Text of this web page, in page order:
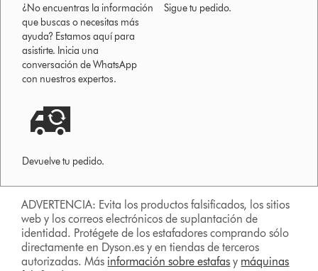
¿No encuentras la información
que buscas o necesitas más
ayuda? Estamos aquí para
asistirte. Inicia una
conversación de WhatsApp
con nuestros expertos.
Sigue tu pedido.
Devuelve tu pedido.
ADVERTENCIA: Evita los productos falsificados, los sitios
web y los correos electrónicos de suplantación de
identidad. Protégete de los estafadores comprando sólo
directamente en Dyson.es y en tiendas de terceros
autorizadas. Más información sobre estafas y máquinas